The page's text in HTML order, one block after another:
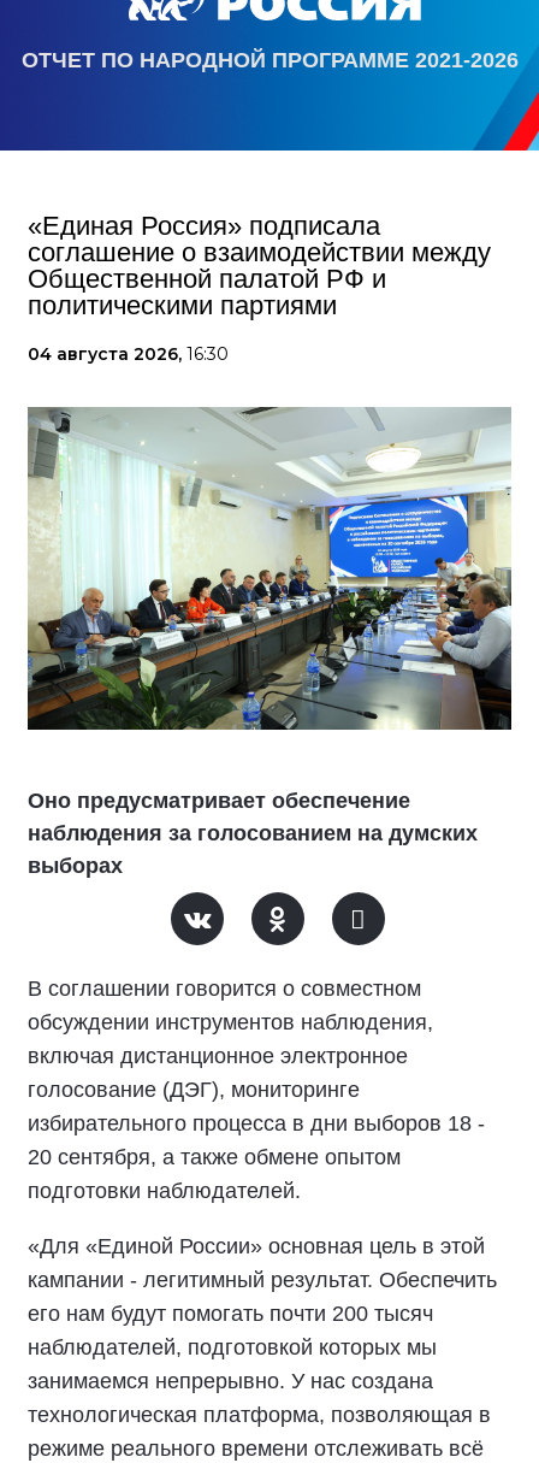
ОТЧЕТ ПО НАРОДНОЙ ПРОГРАММЕ 2021-2026
«Единая Россия» подписала
соглашение о взаимодействии между
Общественной палатой РФ и
политическими партиями
04 августа 2026, 16:30
Оно предусматривает обеспечение
наблюдения за голосованием на думских
выборах
В соглашении говорится о совместном
обсуждении инструментов наблюдения,
включая дистанционное электронное
голосование (ДЭГ), мониторинге
избирательного процесса в дни выборов 18 -
20 сентября, а также обмене опытом
подготовки наблюдателей.
«Для «Единой России» основная цель в этой
кампании - легитимный результат. Обеспечить
его нам будут помогать почти 200 тысяч
наблюдателей, подготовкой которых мы
занимаемся непрерывно. У нас создана
технологическая платформа, позволяющая в
режиме реального времени отслеживать всё